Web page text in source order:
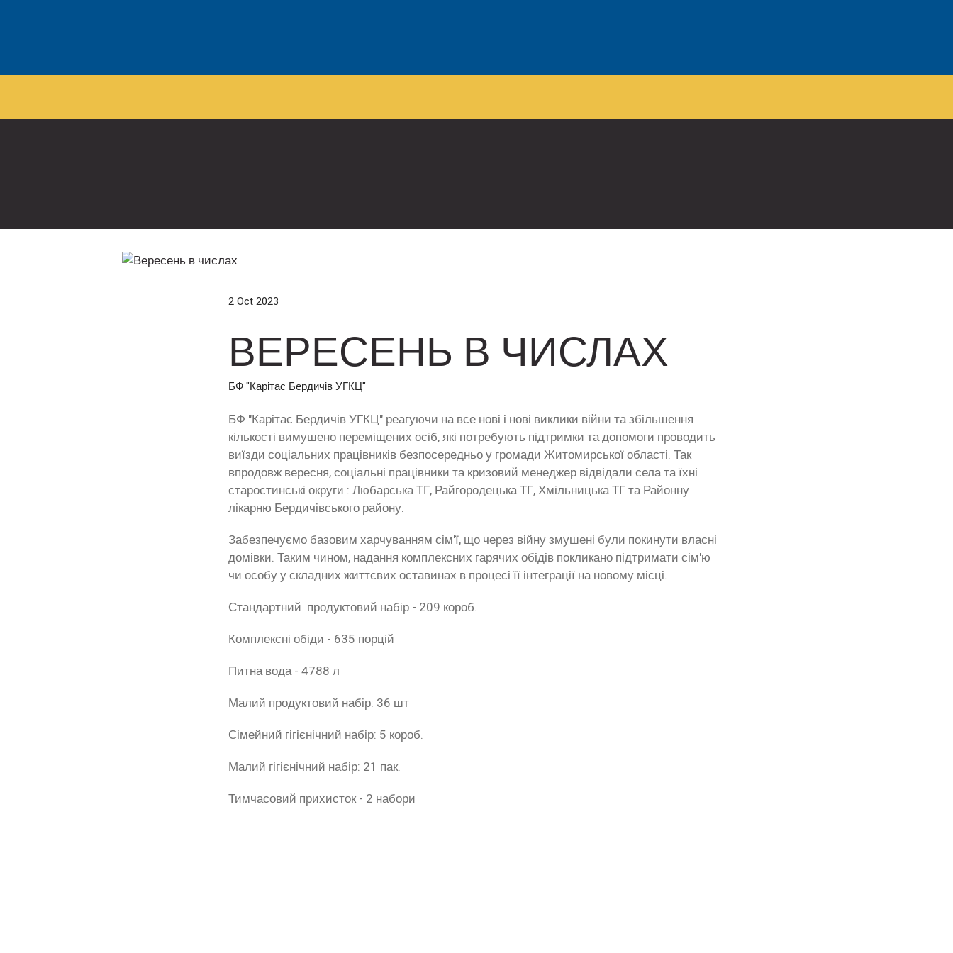
2 Oct 2023
ВЕРЕСЕНЬ В ЧИСЛАХ
БФ "Карітас Бердичів УГКЦ"
БФ "Карітас Бердичів УГКЦ" реагуючи на все нові і нові виклики війни та збільшення
кількості вимушено переміщених осіб, які потребують підтримки та допомоги проводить
виїзди соціальних працівників безпосередньо у громади Житомирської області. Так
впродовж вересня, соціальні працівники та кризовий менеджер відвідали села та їхні
старостинські округи : Любарська ТГ, Райгородецька ТГ, Хмільницька ТГ та Районну
лікарню Бердичівського району.
Забезпечуємо базовим харчуванням сім'ї, що через війну змушені були покинути власні
домівки. Таким чином, надання комплексних гарячих обідів покликано підтримати сім'ю
чи особу у складних життєвих оставинах в процесі її інтеграції на новому місці.
Стандартний продуктовий набір - 209 короб.
Комплексні обіди - 635 порцій
Питна вода - 4788 л
Малий продуктовий набір: 36 шт
Сімейний гігієнічний набір: 5 короб.
Малий гігієнічний набір: 21 пак.
Тимчасовий прихисток - 2 набори